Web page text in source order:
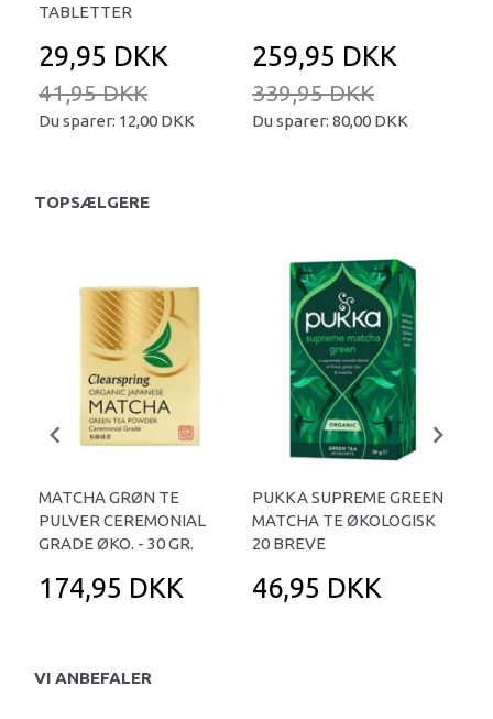
TABLETTER
29,95 DKK
41,95 DKK
Du sparer: 12,00 DKK
259,95 DKK
339,95 DKK
Du sparer: 80,00 DKK
TOPSÆLGERE
MATCHA GRØN TE
PULVER CEREMONIAL
GRADE ØKO. - 30 GR.
174,95 DKK
PUKKA SUPREME GREEN
MATCHA TE ØKOLOGISK
20 BREVE
46,95 DKK
VI ANBEFALER